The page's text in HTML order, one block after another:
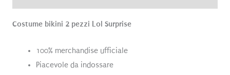
Costume bikini 2 pezzi Lol Surprise
100% merchandise ufficiale
Piacevole da indossare